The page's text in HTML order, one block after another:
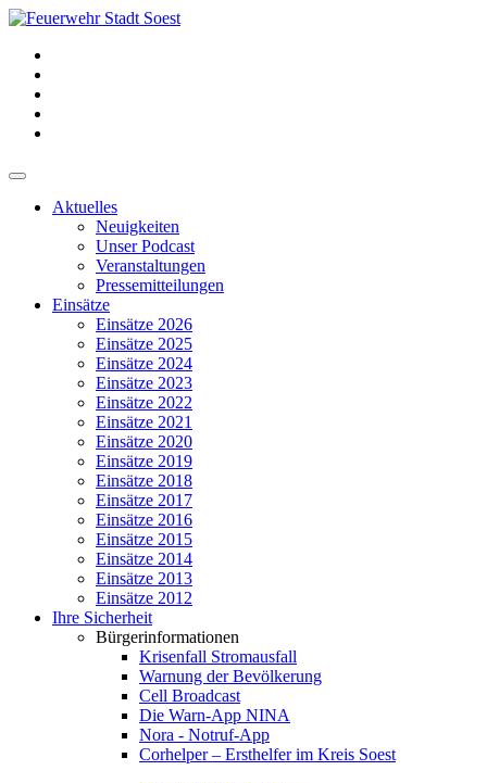
Aktuelles
Neuigkeiten
Unser Podcast
Veranstaltungen
Pressemitteilungen
Einsätze
Einsätze 2026
Einsätze 2025
Einsätze 2024
Einsätze 2023
Einsätze 2022
Einsätze 2021
Einsätze 2020
Einsätze 2019
Einsätze 2018
Einsätze 2017
Einsätze 2016
Einsätze 2015
Einsätze 2014
Einsätze 2013
Einsätze 2012
Ihre Sicherheit
Bürgerinformationen
Krisenfall Stromausfall
Warnung der Bevölkerung
Cell Broadcast
Die Warn-App NINA
Nora - Notruf-App
Corhelper – Ersthelfer im Kreis Soest